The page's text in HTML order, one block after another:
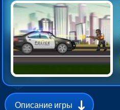
Описание игры